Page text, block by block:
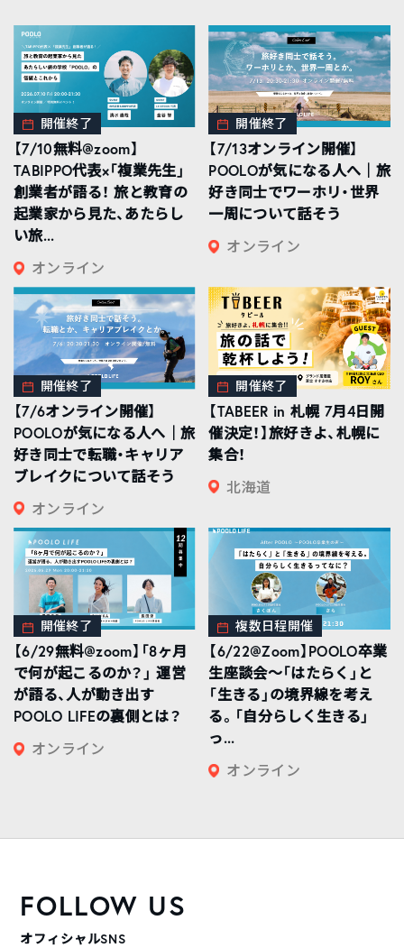
開催終了
【7/10無料@zoom】
TABIPPO代表×「複業先生」
創業者が語る！ 旅と教育の
起業家から見た、あたらし
い旅...
オンライン
開催終了
【7/13オンライン開催】
POOLOが気になる人へ｜旅
好き同士でワーホリ・世界
一周について話そう
オンライン
開催終了
【7/6オンライン開催】
POOLOが気になる人へ｜旅
好き同士で転職・キャリア
ブレイクについて話そう
オンライン
開催終了
【TABEER in 札幌 7月4日開
催決定！】旅好きよ、札幌に
集合！
北海道
開催終了
【6/29無料@zoom】「8ヶ月
で何が起こるのか？」 運営
が語る、人が動き出す
POOLO LIFEの裏側とは？
オンライン
複数日程開催
【6/22@Zoom】POOLO卒業
生座談会〜「はたらく」と
「生きる」の境界線を考え
る。「自分らしく生きる」
っ...
オンライン
FOLLOW US
オフィシャルSNS